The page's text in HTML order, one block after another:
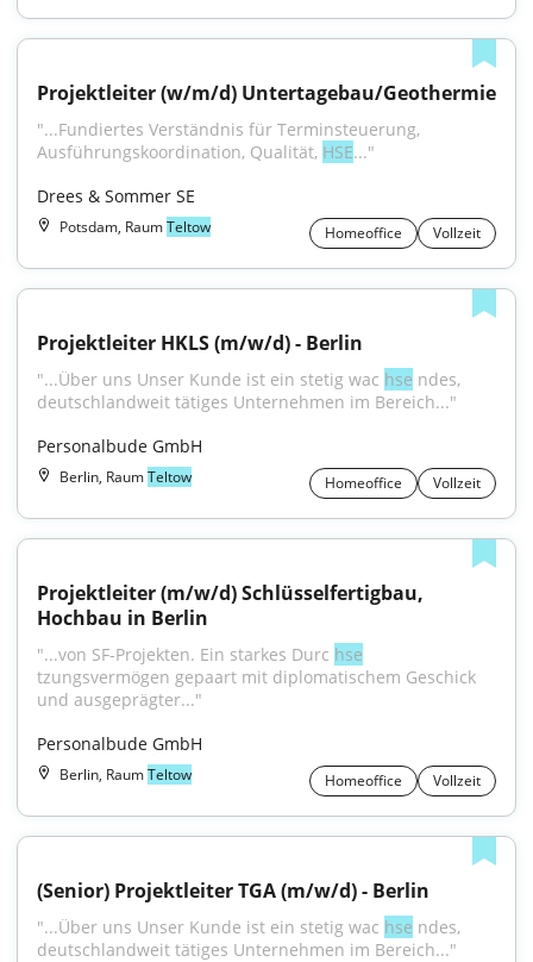
Projektleiter (w/m/d) Untertagebau/Geothermie
"...Fundiertes Verständnis für Terminsteuerung,
Ausführungskoordination, Qualität, HSE..."
Drees & Sommer SE
Potsdam, RaumTeltow Homeoffice Vollzeit
Projektleiter HKLS (m/w/d) - Berlin
"...Über uns Unser Kunde ist ein stetig wac hse ndes,
deutschlandweit tätiges Unternehmen im Bereich..."
Personalbude GmbH
Berlin, RaumTeltow Homeoffice Vollzeit
Projektleiter (m/w/d) Schlüsselfertigbau,
Hochbau in Berlin
"...von SF-Projekten. Ein starkes Durc hse
tzungsvermögen gepaart mit diplomatischem Geschick
und ausgeprägter..."
Personalbude GmbH
Berlin, RaumTeltow Homeoffice Vollzeit
(Senior) Projektleiter TGA (m/w/d) - Berlin
"...Über uns Unser Kunde ist ein stetig wac hse ndes,
deutschlandweit tätiges Unternehmen im Bereich..."